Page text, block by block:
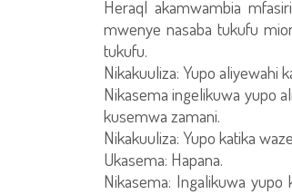
Heraql akamwambia
mwenye nasaba tukufu
tukufu.
Nikakuuliza: Yupo aliyewahi
Nikasema ingelikuwa yupo
kusemwa zamani.
Nikakuuliza: Yupo katika
Ukasema: Hapana.
Nikasema: Ingalikuwa